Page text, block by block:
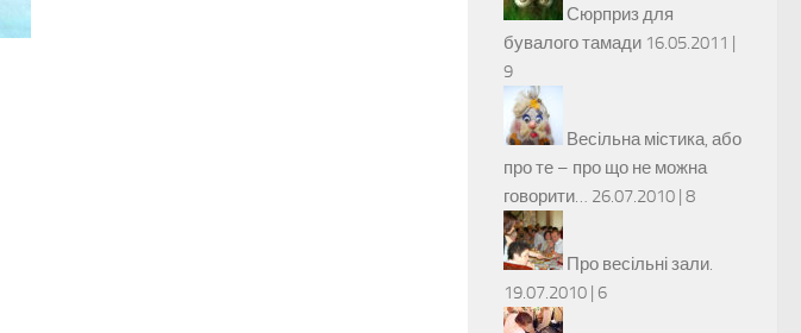
Сюрприз для
бувалого тамади 16.05.2011 |
9
Весільна містика, або
про те – про що не можна
говорити… 26.07.2010 | 8
Про весільні зали.
19.07.2010 | 6